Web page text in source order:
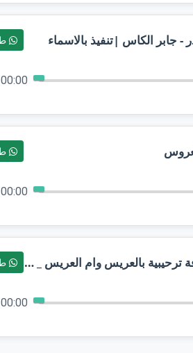
جابر الكاس |تنفيذ بالاسماء
00:00
00:00
زفة ام العريس جديد يالضيوف اهلن وحيا - زفة ترحيبية بالعريس وام العريس _ فيصل الراشد _ حصري
00:00